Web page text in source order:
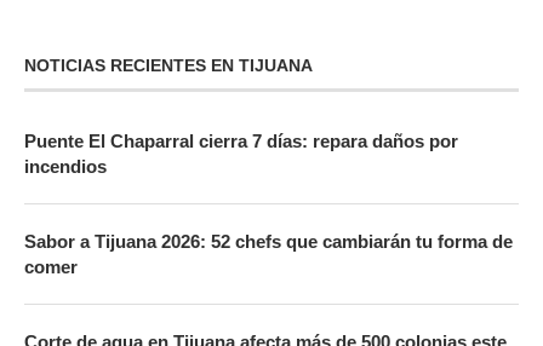
NOTICIAS RECIENTES EN TIJUANA
Puente El Chaparral cierra 7 días: repara daños por
incendios
Sabor a Tijuana 2026: 52 chefs que cambiarán tu forma de
comer
Corte de agua en Tijuana afecta más de 500 colonias este